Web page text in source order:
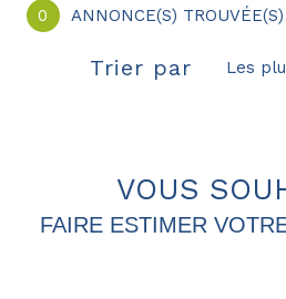
0 ANNONCE(S)
Trier par Les
VOUS
FAIRE ESTIMER